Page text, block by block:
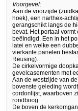
Voorgevel:
Aan de voorzijde
hoek), een narthex-
gerangschikt langs de
bevat. Het portaal
beëindigd. Een in het
latei en welke een
vierkante panelen
Reusing).
De cirkelvormige
gevelcasementen met
Aan de westzijde van
bovenste geleding
cordonlijst, waarboven
rondboog.
De boven de